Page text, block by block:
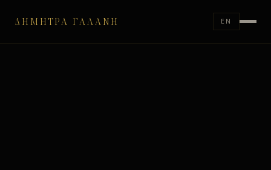
ΔΉΜΗΤΡΑ ΓΑΛΆΝΗ EN